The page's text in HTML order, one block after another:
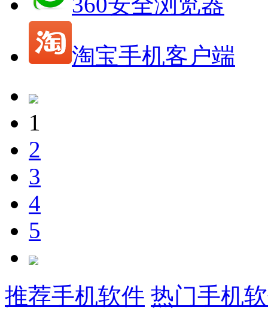
淘宝手机客户端
1
2
3
4
5
推荐手机软件 热门手机